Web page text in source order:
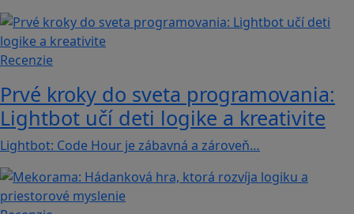
Recenzie
Prvé kroky do sveta programovania:
Lightbot učí deti logike a kreativite
Lightbot: Code Hour je zábavná a zároveň…